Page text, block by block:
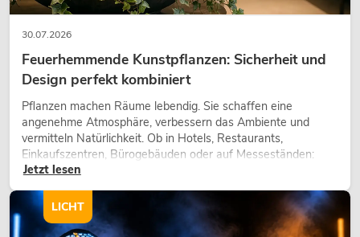
30.07.2026
Feuerhemmende Kunstpflanzen: Sicherheit und
Design perfekt kombiniert
Pflanzen machen Räume lebendig. Sie schaffen eine
angenehme Atmosphäre, verbessern das Ambiente und
vermitteln Natürlichkeit. Ob in Hotels, Restaurants,
Einkaufszentren, Bürogebäuden oder auf Messeständen:
eine hochwertige Begrünung gehört heute längst zum
Jetzt lesen
LICHT